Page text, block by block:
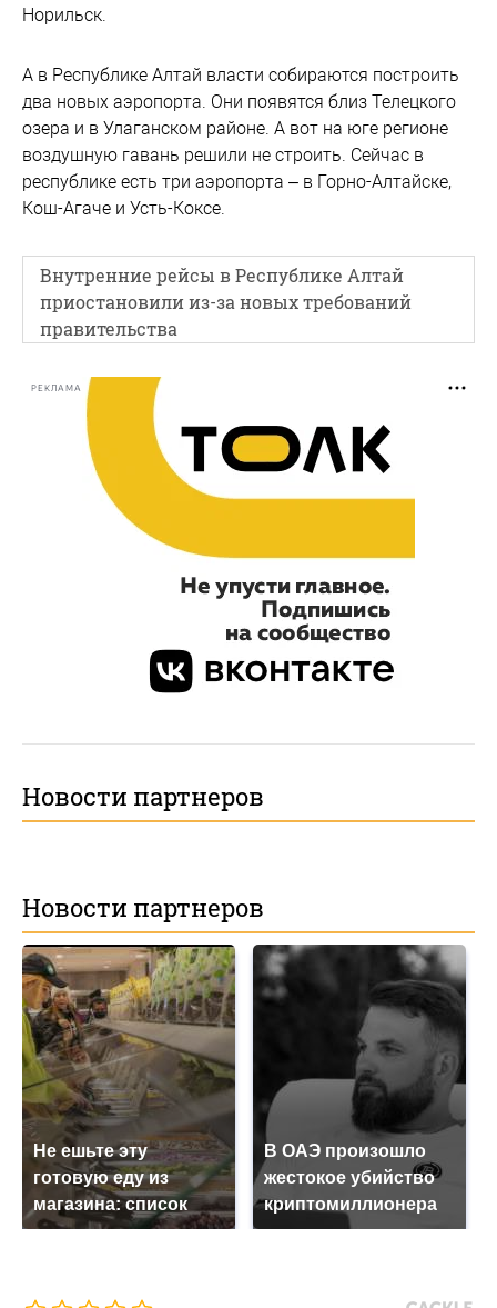
Норильск.
А в Республике Алтай власти собираются построить
два новых аэропорта. Они появятся близ Телецкого
озера и в Улаганском районе. А вот на юге регионе
воздушную гавань решили не строить. Сейчас в
республике есть три аэропорта – в Горно-Алтайске,
Кош-Агаче и Усть-Коксе.
Внутренние рейсы в Республике Алтай
приостановили из-за новых требований
правительства
РЕКЛАМА
Новости партнеров
Новости партнеров
Не ешьте эту
готовую еду из
магазина: список
В ОАЭ произошло
жестокое убийство
криптомиллионера